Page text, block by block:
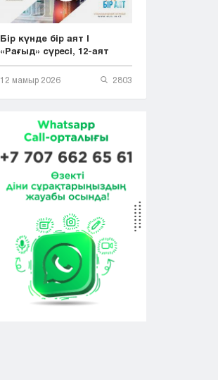
Бір күнде бір аят |
«Рағыд» сүресі, 12-аят
12 мамыр 2026 2803